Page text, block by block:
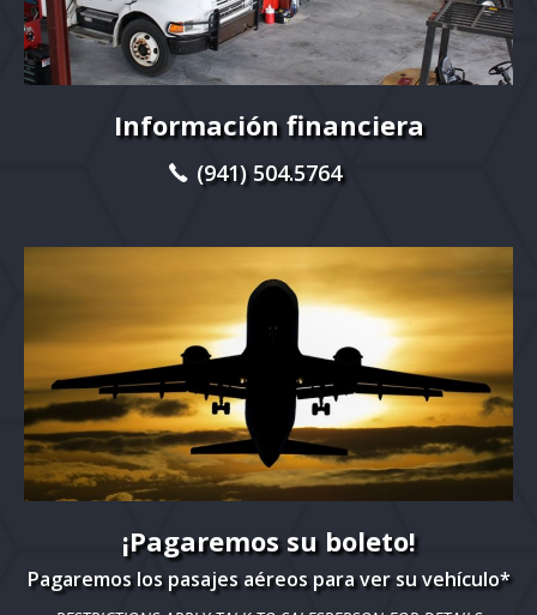
Información financiera
(941) 504.5764
¡Pagaremos su boleto!
Pagaremos los pasajes aéreos para ver su vehículo*